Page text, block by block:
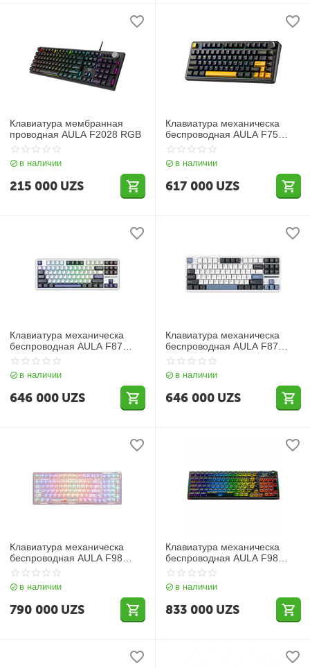
Клавиатура мембранная
проводная AULA F2028 RGB
в наличии
215 000 UZS
Клавиатура механическа
беспроводная AULA F75
(Gasket три вида
подключения)
в наличии
617 000 UZS
Клавиатура механическа
беспроводная AULA F87
(Gasket три вида
подключения)
в наличии
646 000 UZS
Клавиатура механическа
беспроводная AULA F87
PRO (Gasket три вида
подключения)
в наличии
646 000 UZS
Клавиатура механическа
беспроводная AULA F98
(Gasket три вида
подключения)
в наличии
790 000 UZS
Клавиатура механическа
беспроводная AULA F98
PRO (Gasket три вида
подключения)
в наличии
833 000 UZS